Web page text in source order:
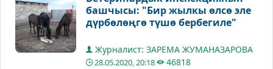
башчысы: "Бир жылкы өлсө эле
дүрбөлөңгө түшө бербегиле"
Журналист: ЗАРЕМА ЖУМАНАЗАРОВА
28.05.2020, 20:18 46818